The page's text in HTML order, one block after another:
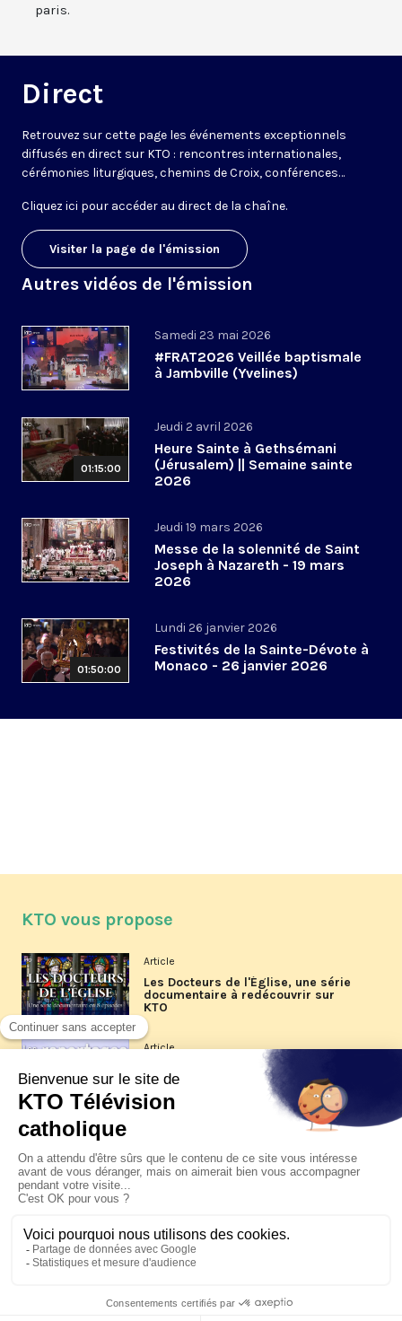
paris.
Direct
Retrouvez sur cette page les événements exceptionnels
diffusés en direct sur KTO : rencontres internationales,
cérémonies liturgiques, chemins de Croix, conférences…
Cliquez ici pour accéder au direct de la chaîne.
Visiter la page de l'émission
Autres vidéos de l'émission
Samedi 23 mai 2026
#FRAT2026 Veillée baptismale
à Jambville (Yvelines)
01:15:00
Jeudi 2 avril 2026
Heure Sainte à Gethsémani
(Jérusalem) || Semaine sainte
2026
Jeudi 19 mars 2026
Messe de la solennité de Saint
Joseph à Nazareth - 19 mars
2026
01:50:00
Lundi 26 janvier 2026
Festivités de la Sainte-Dévote à
Monaco - 26 janvier 2026
KTO vous propose
Article
Les Docteurs de l'Église, une série
documentaire à redécouvrir sur
KTO
Article
Les reportages d'été 2026 de KTO
La visite pastorale du pape Léon
XIV à Assise à suivre sur KTO le
jeudi 6 août
Le pape en Uruguay, Argentine et
Pérou du 6 au 17 novembre 2026